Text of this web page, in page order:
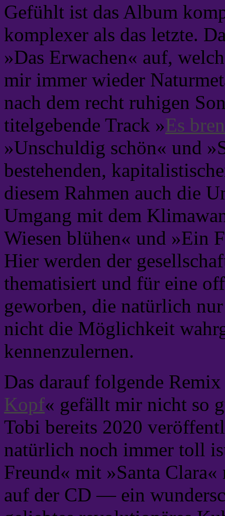
Gefühlt ist das Album
komplexer als das letzte.
»Das Erwachen« auf,
mir immer wieder
nach dem recht ruhigen
titelgebende Track »Es
»Unschuldig schön« und
bestehenden,
diesem Rahmen auch die
Umgang mit dem
Wiesen blühen« und »Ein
Hier werden der
thematisiert und für eine
geworben, die natürlich
nicht die Möglichkeit
kennenzulernen.
Das darauf folgende
Kopf« gefällt mir nicht so
Tobi bereits 2020
natürlich noch immer toll
Freund« mit »Santa
auf der CD — ein